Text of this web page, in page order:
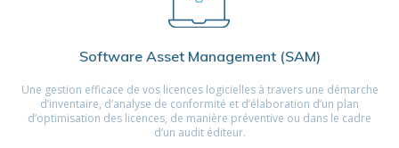
Software Asset Management (SAM)
Une gestion efficace de vos licences logicielles à travers une démarche
d’inventaire, d’analyse de conformité et d’élaboration d’un plan
d’optimisation des licences, de manière préventive ou dans le cadre
d’un audit éditeur.